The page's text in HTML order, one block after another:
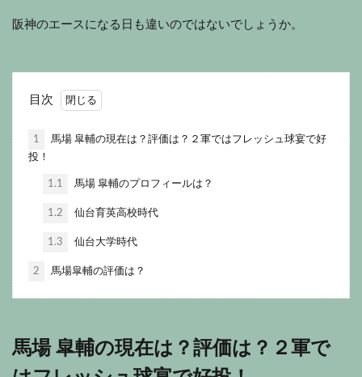
阪神のエースになる日も違いのではないでしょうか。
目次
1
馬場 皐輔の現在は？評価は？２軍ではフレッシュ球宴で好
投！
1.1 馬場 皐輔のプロフィールは？
1.2 仙台育英高校時代
1.3 仙台大学時代
2 馬場皐輔の評価は？
馬場 皐輔の現在は？評価は？２軍で